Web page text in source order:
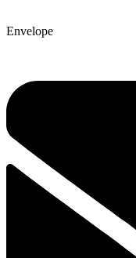
Envelope